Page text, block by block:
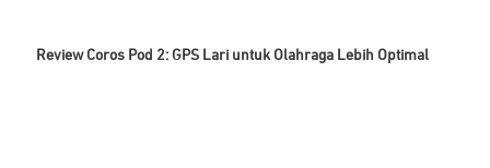
Review Coros Pod 2: GPS Lari untuk Olahraga Lebih Optimal